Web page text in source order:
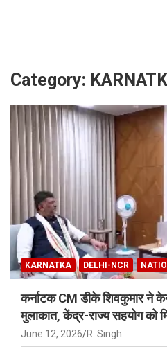
Category:
KARNATKA DELHI-NCR
कर्नाटक CM डीके शिवकुमार ने
मुलाकात, केंद्र-राज्य सहयोग को
June 12, 2026 R. Singh